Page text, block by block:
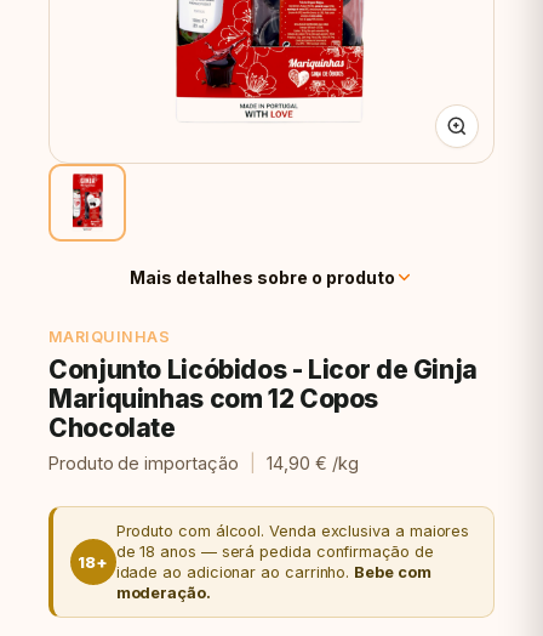
Mais detalhes sobre o produto
MARIQUINHAS
Conjunto Licóbidos - Licor de Ginja
Mariquinhas com 12 Copos
Chocolate
Produto de importação 14,90 € /kg
18+
Produto com álcool. Venda exclusiva a maiores
de 18 anos — será pedida confirmação de
idade ao adicionar ao carrinho. Bebe com
moderação.